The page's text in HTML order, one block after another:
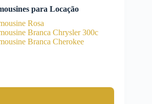
para Locação
Rosa
Branca Chrysler 300c
Branca Cherokee